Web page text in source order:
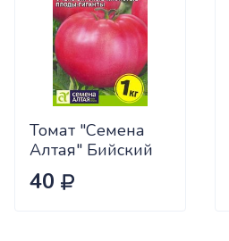
Томат "Семена
Алтая" Бийский
Розан 0,05
40